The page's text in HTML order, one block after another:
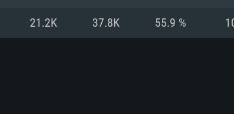
21.2K 37.8K 55.9 %